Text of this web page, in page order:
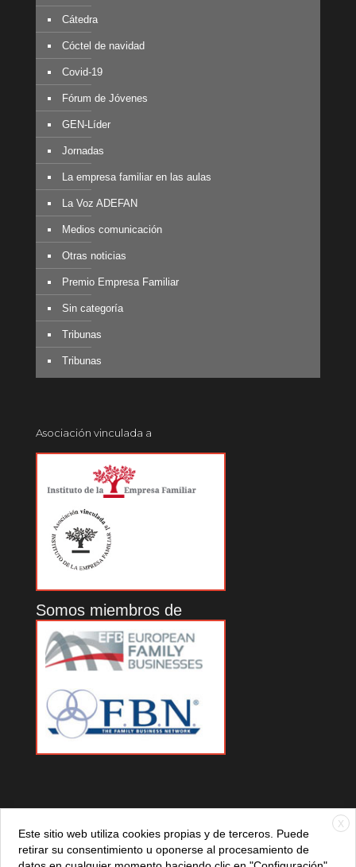
Cátedra
Cóctel de navidad
Covid-19
Fórum de Jóvenes
GEN-Líder
Jornadas
La empresa familiar en las aulas
La Voz ADEFAN
Medios comunicación
Otras noticias
Premio Empresa Familiar
Sin categoría
Tribunas
Tribunas
Asociación vinculada a
Somos miembros de
X
Este sitio web utiliza cookies propias y de terceros. Puede
retirar su consentimiento u oponerse al procesamiento de